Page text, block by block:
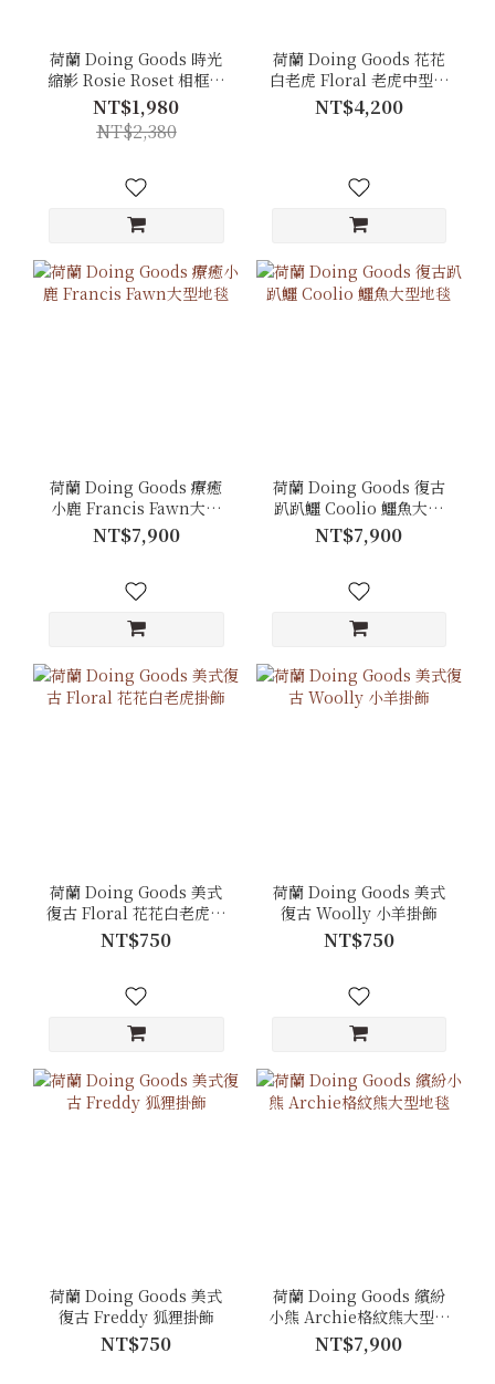
荷蘭 Doing Goods 時光
縮影 Rosie Roset 相框禮
盒組
NT$1,980
NT$2,380
荷蘭 Doing Goods 花花
白老虎 Floral 老虎中型地
毯
NT$4,200
荷蘭 Doing Goods 療癒
小鹿 Francis Fawn大型
地毯
NT$7,900
荷蘭 Doing Goods 復古
趴趴鱷 Coolio 鱷魚大型
地毯
NT$7,900
荷蘭 Doing Goods 美式
復古 Floral 花花白老虎掛
飾
NT$750
荷蘭 Doing Goods 美式
復古 Woolly 小羊掛飾
NT$750
荷蘭 Doing Goods 美式
復古 Freddy 狐狸掛飾
NT$750
荷蘭 Doing Goods 繽紛
小熊 Archie格紋熊大型地
毯
NT$7,900